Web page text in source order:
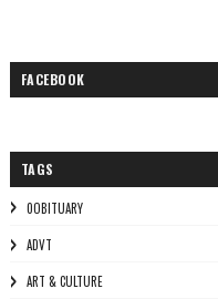
FACEBOOK
TAGS
0OBITUARY
ADVT
ART & CULTURE